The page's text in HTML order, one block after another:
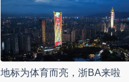
地标为体育而亮，浙BA来啦